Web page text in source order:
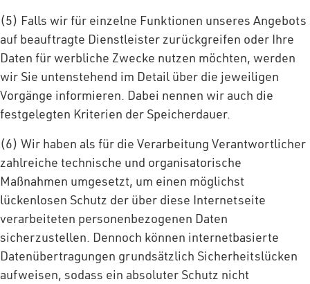
(5) Falls wir für einzelne Funktionen unseres Angebots
auf beauftragte Dienstleister zurückgreifen oder Ihre
Daten für werbliche Zwecke nutzen möchten, werden
wir Sie untenstehend im Detail über die jeweiligen
Vorgänge informieren. Dabei nennen wir auch die
festgelegten Kriterien der Speicherdauer.
(6) Wir haben als für die Verarbeitung Verantwortlicher
zahlreiche technische und organisatorische
Maßnahmen umgesetzt, um einen möglichst
lückenlosen Schutz der über diese Internetseite
verarbeiteten personenbezogenen Daten
sicherzustellen. Dennoch können internetbasierte
Datenübertragungen grundsätzlich Sicherheitslücken
aufweisen, sodass ein absoluter Schutz nicht